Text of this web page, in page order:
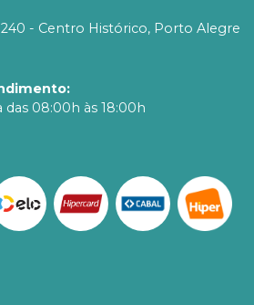
240 - Centro Histórico, Porto Alegre
:
das 08:00h às 18:00h